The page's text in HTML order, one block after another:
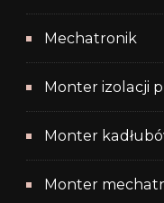
Mechatronik
Monter izolacji
Monter
Monter